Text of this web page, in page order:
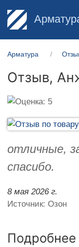
Арматура
Отзыв,
отличные,
спасибо.
8 мая 2026 г.
Источник: Озон
Подробнее